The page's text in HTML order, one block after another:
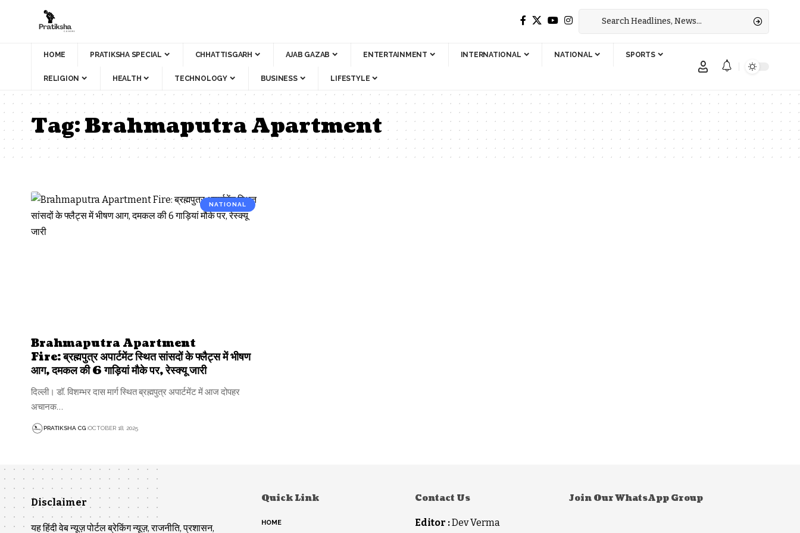
HOME PRATIKSHA SPECIAL CHHATTISGARH AJAB GAZAB ENTERTAINMENT INTERNATIONAL NATIONAL SPORTS
RELIGION HEALTH TECHNOLOGY BUSINESS LIFESTYLE
Tag:Brahmaputra Apartment
NATIONAL
Brahmaputra Apartment
Fire: ब्रह्मपुत्र अपार्टमेंट स्थित सांसदों के फ्लैट्स में भीषण
आग, दमकल की 6 गाड़ियां मौके पर, रेस्क्यू जारी
दिल्ली। डॉ. विशम्भर दास मार्ग स्थित ब्रह्मपुत्र अपार्टमेंट में आज दोपहर
अचानक…
PRATIKSHA CG OCTOBER 18, 2025
Disclaimer
यह हिंदी वेब न्यूज़ पोर्टल ब्रेकिंग न्यूज़, राजनीति, प्रशासन,
Quick Link
HOME
Contact Us
Editor :Dev Verma
Join Our WhatsApp Group